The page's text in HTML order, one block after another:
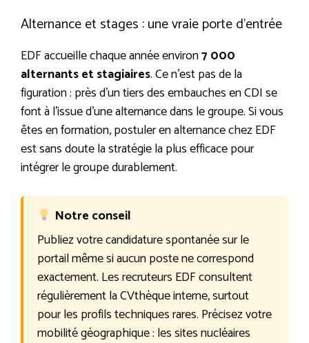
Alternance et stages : une vraie porte d’entrée
EDF accueille chaque année environ7 000
alternants et stagiaires. Ce n’est pas de la
figuration : près d’un tiers des embauches en CDI se
font à l’issue d’une alternance dans le groupe. Si vous
êtes en formation, postuler en alternance chez EDF
est sans doute la stratégie la plus efficace pour
intégrer le groupe durablement.
Notre conseil
Publiez votre candidature spontanée sur le
portail même si aucun poste ne correspond
exactement. Les recruteurs EDF consultent
régulièrement la CVthèque interne, surtout
pour les profils techniques rares. Précisez votre
mobilité géographique : les sites nucléaires